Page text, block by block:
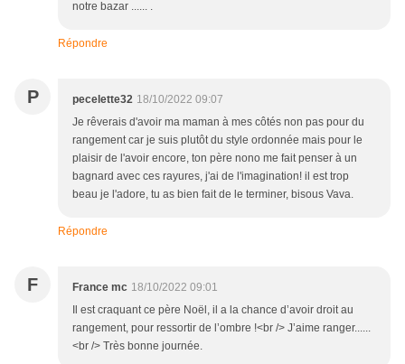
notre bazar ...... .
Répondre
P pecelette32 18/10/2022 09:07
Je rêverais d'avoir ma maman à mes côtés non pas pour du
rangement car je suis plutôt du style ordonnée mais pour le
plaisir de l'avoir encore, ton père nono me fait penser à un
bagnard avec ces rayures, j'ai de l'imagination! il est trop
beau je l'adore, tu as bien fait de le terminer, bisous Vava.
Répondre
F France mc 18/10/2022 09:01
Il est craquant ce père Noël, il a la chance d’avoir droit au
rangement, pour ressortir de l’ombre !<br /> J’aime ranger......
<br /> Très bonne journée.